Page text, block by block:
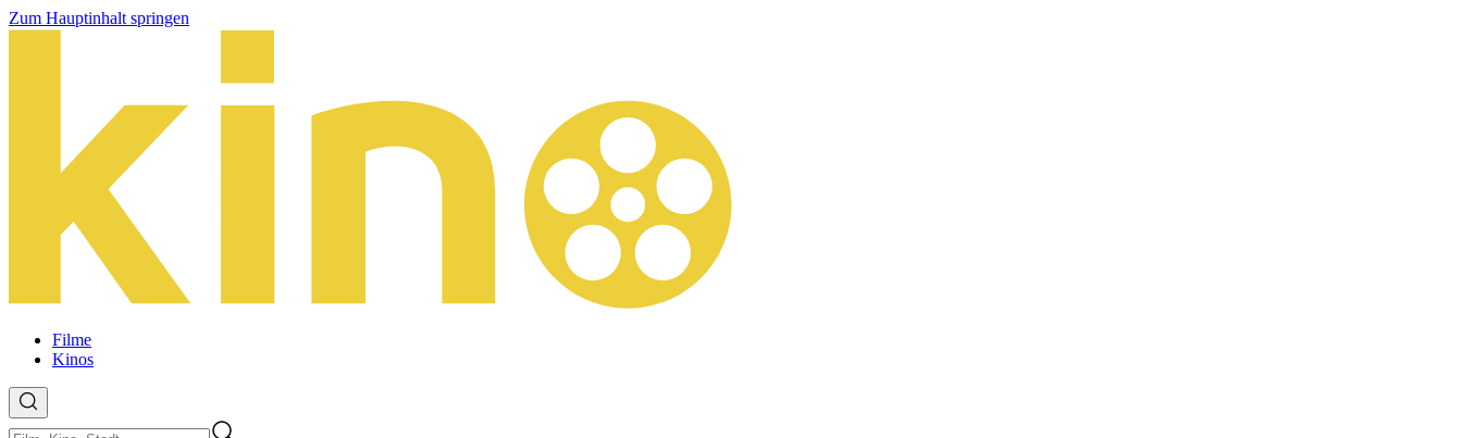
Zum Hauptinhalt springen
Filme
Kinos